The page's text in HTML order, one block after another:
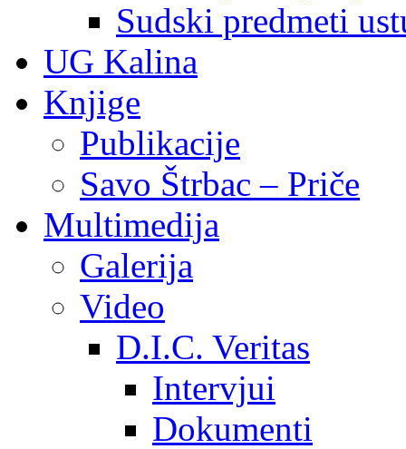
Sudski predmeti
UG Kalina
Knjige
Publikacije
Savo Štrbac – Priče
Multimedija
Galerija
Video
D.I.C. Veritas
Intervjui
Dokumenti